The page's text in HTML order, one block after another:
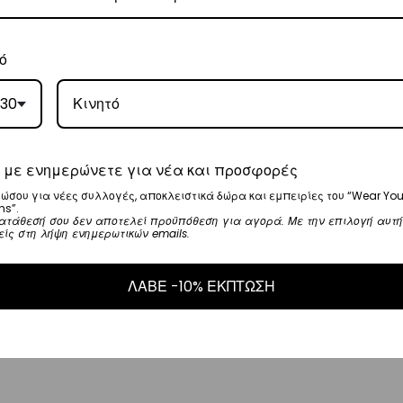
αναλάβει την παράδοσή σας.
ημέρες.
ημέρες.
την παράδοσή σας.
ημέρες.
ενημερώνετε για νέα και προσφορές
για νέες συλλογές, αποκλειστικά δώρα και εμπειρίες του “Wear
σου δεν αποτελεί προϋπόθεση για αγορά. Με την επιλογή αυτή
στη λήψη ενημερωτικών emails.
ΛΑΒΕ -10% ΕΚΠΤΩΣΗ